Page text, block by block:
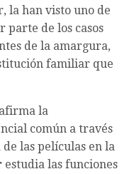
la han visto uno de
parte de los casos
de la amargura,
familiar que
la
común a través
las películas en la
estudia las funciones